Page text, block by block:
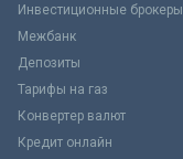
Инвестиционные брокеры
Межбанк
Депозиты
Тарифы на газ
Конвертер валют
Кредит онлайн